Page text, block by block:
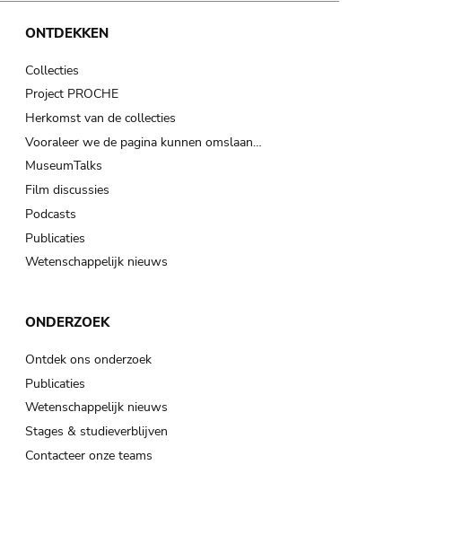
ONTDEKKEN
Collecties
Project PROCHE
Herkomst van de collecties
Vooraleer we de pagina kunnen omslaan…
MuseumTalks
Film discussies
Podcasts
Publicaties
Wetenschappelijk nieuws
ONDERZOEK
Ontdek ons onderzoek
Publicaties
Wetenschappelijk nieuws
Stages & studieverblijven
Contacteer onze teams